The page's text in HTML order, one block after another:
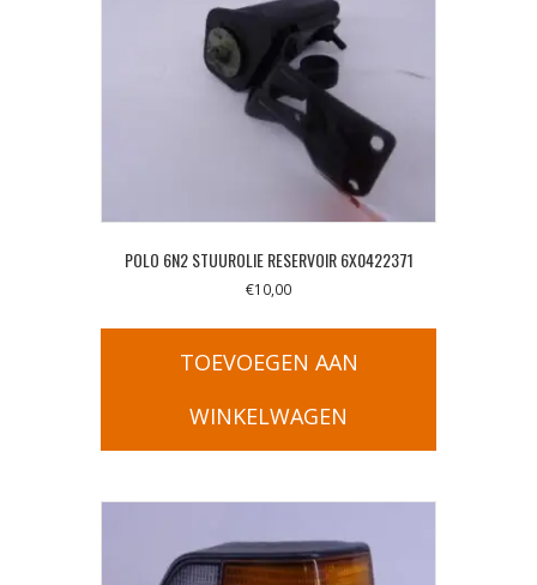
POLO 6N2 STUUROLIE RESERVOIR 6X0422371
€10,00
TOEVOEGEN AAN
WINKELWAGEN